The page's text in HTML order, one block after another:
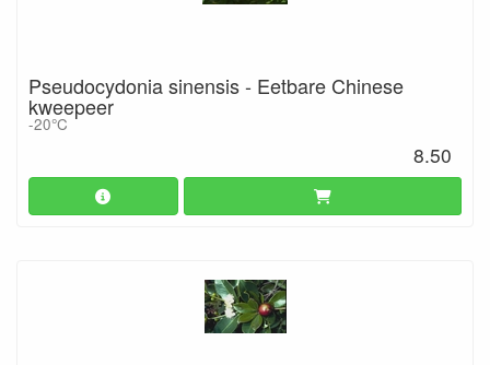
Pseudocydonia sinensis - Eetbare Chinese
kweepeer
-20°C
8.50